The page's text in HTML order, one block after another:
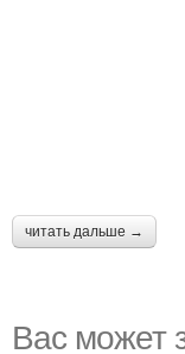
читать дальше →
Вас может